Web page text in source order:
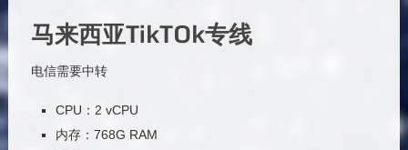
马来西亚TikTOk专线
电信需要中转
CPU：2 vCPU
内存：768G RAM